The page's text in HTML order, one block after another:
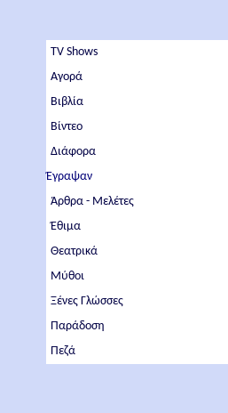
TV Shows
Αγορά
Βιβλία
Βίντεο
Διάφορα
Έγραψαν
Άρθρα - Μελέτες
Έθιμα
Θεατρικά
Μύθοι
Ξένες Γλώσσες
Παράδοση
Πεζά